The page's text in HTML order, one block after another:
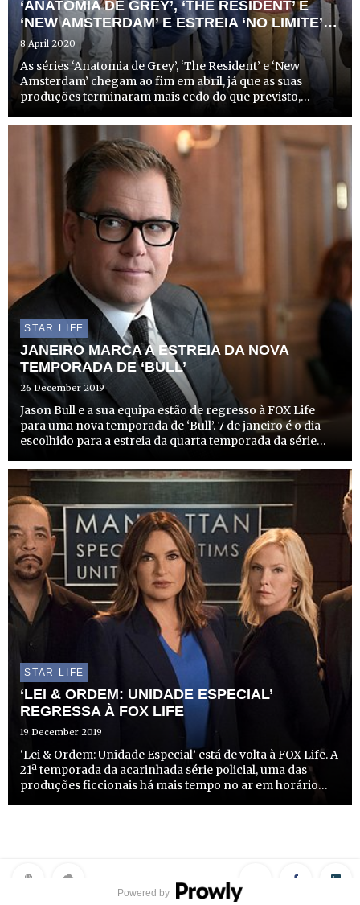
‘ANATOMIA DE GREY’, ‘THE RESIDENT’ E
‘NEW AMSTERDAM’ E ESTREIA ‘NO LIMITE’
10
8 April 2020
As séries ‘Anatomia de Grey’, ‘The Resident’ e ‘New
Amsterdam’ chegam ao fim em abril, já que as suas
produções terminaram mais cedo do que previsto,
STAR LIFE
JANEIRO MARCA A ESTREIA DA NOVA
TEMPORADA DE ‘BULL’
26 December 2019
Jason Bull e a sua equipa estão de regresso à FOX Life
para uma nova temporada de ‘Bull’. 7 de janeiro é o dia
escolhido para a estreia da quarta temporada da série
(‘Investigação Criminal’).
STAR LIFE
‘LEI & ORDEM: UNIDADE ESPECIAL’
REGRESSA À FOX LIFE
19 December 2019
‘Lei & Ordem: Unidade Especial’ está de volta à FOX Life. A
21ª temporada da acarinhada série policial, uma das
produções ficcionais há mais tempo no ar em horário
Powered by